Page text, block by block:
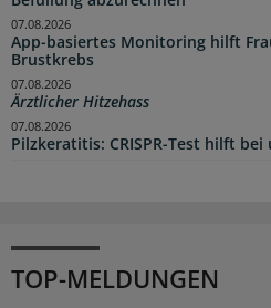
App-basiertes Monitoring hilft
Brustkrebs
07.08.2026
Ärztlicher Hitzehass
07.08.2026
Pilzkeratitis: CRISPR-Test hilft
07.08.2026
TOP-MELDUNGEN